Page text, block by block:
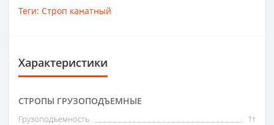
Теги: Строп канатный
Характеристики
СТРОПЫ ГРУЗОПОДЪЕМНЫЕ
Грузоподъемность
1т